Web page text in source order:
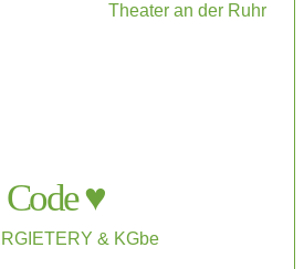
Theater an der Ruhr
Code ♥
& KGbe